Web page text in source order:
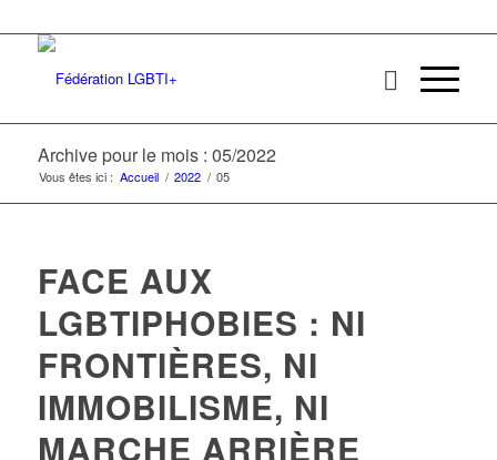
Archive pour le mois : 05/2022
Vous êtes ici : Accueil / 2022 / 05
FACE AUX
LGBTIPHOBIES : NI
FRONTIÈRES, NI
IMMOBILISME, NI
MARCHE ARRIÈRE